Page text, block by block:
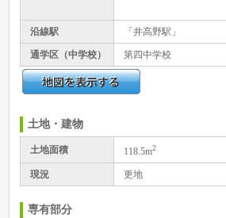
沿線駅 「井高野駅」
通学区（中学校） 第四中学校
土地・建物
土地面積 118.5m2
現況 更地
専有部分